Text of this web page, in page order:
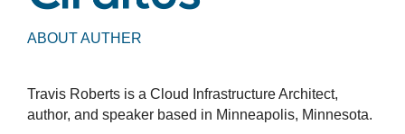
ABOUT AUTHER
Travis Roberts is a Cloud Infrastructure Architect,
author, and speaker based in Minneapolis, Minnesota.